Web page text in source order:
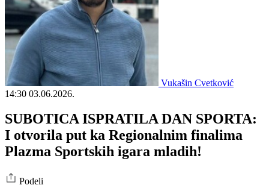
Vukašin Cvetković
14:30 03.06.2026.
SUBOTICA ISPRATILA DAN SPORTA:
I otvorila put ka Regionalnim finalima
Plazma Sportskih igara mladih!
Podeli